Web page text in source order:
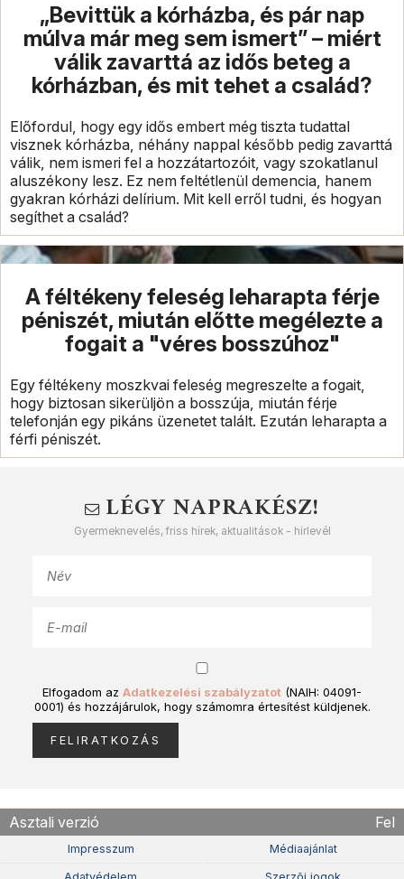
„Bevittük a kórházba, és pár nap
múlva már meg sem ismert” – miért
válik zavarttá az idős beteg a
kórházban, és mit tehet a család?
Előfordul, hogy egy idős embert még tiszta tudattal
visznek kórházba, néhány nappal később pedig zavarttá
válik, nem ismeri fel a hozzátartozóit, vagy szokatlanul
aluszékony lesz. Ez nem feltétlenül demencia, hanem
gyakran kórházi delírium. Mit kell erről tudni, és hogyan
segíthet a család?
A féltékeny feleség leharapta férje
péniszét, miután előtte megélezte a
fogait a "véres bosszúhoz"
Egy féltékeny moszkvai feleség megreszelte a fogait,
hogy biztosan sikerüljön a bosszúja, miután férje
telefonján egy pikáns üzenetet talált. Ezután leharapta a
férfi péniszét.
LÉGY NAPRAKÉSZ!
Gyermeknevelés, friss hírek, aktualitások - hírlevél
Elfogadom az Adatkezelési szabályzatot (NAIH: 04091-
0001) és hozzájárulok, hogy számomra értesítést küldjenek.
Asztali verzió Fel
Impresszum Médiaajánlat